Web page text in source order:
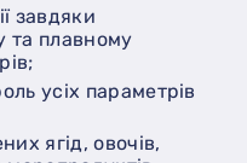
та плавному